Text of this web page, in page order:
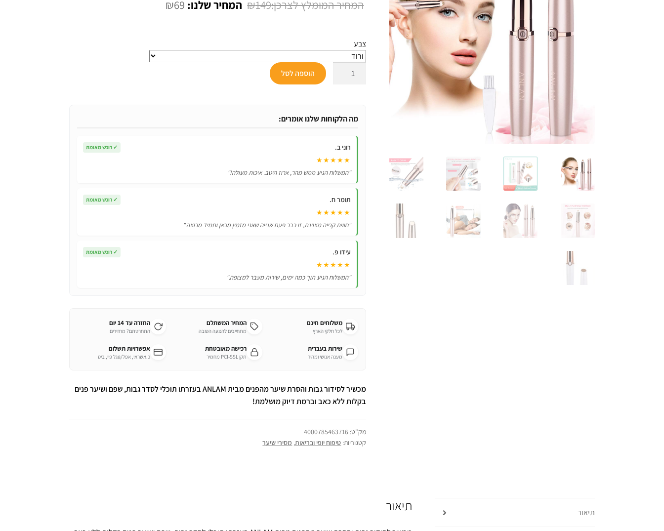
עלדירוגים של
₪149
המחיר
₪69 המחיר
₪69.
צבע
גבות
ANLAM
הוספה לסל
מה הלקוחות שלנו אומרים:
רוני ב. ✓ רוכש מאומת
★★★★★
"המשלוח הגיע ממש מהר, ארוז היטב. איכות מעולה!"
תומר ח. ✓ רוכש מאומת
★★★★★
"חווית קנייה מצוינת, זו כבר פעם שנייה שאני מזמין מכאן ותמיד מרוצה."
עידו פ. ✓ רוכש מאומת
★★★★★
"המשלוח הגיע תוך כמה ימים, שירות מעבר למצופה."
משלוחים חינם
לכל חלקי הארץ
המחיר המשתלם
מתחייבים להצעה הטובה
החזרה עד 14 יום
התחרטתם? מחזירים
שירות בעברית
מענה אנושי ומהיר
רכישה מאובטחת
תקן PCI-SSL מחמיר
אפשרויות תשלום
כ.אשראי, אפל/גוגל פיי, ביט
מכשיר לסידור גבות והסרת שיער מהפנים מבית ANLAM בעזרתו תוכלי לסדר גבות, שפם ושיער פנים
בקלות ללא כאב וברמת דיוק מושלמת!
מק"ט: 4000785463716
קטגוריות: טיפוח יופי ובריאות, מסירי שיער
תיאור תיאור